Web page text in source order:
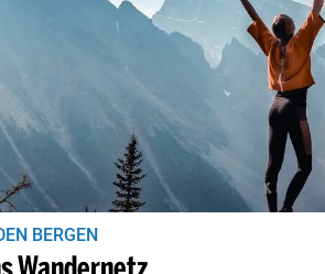
BERGEN